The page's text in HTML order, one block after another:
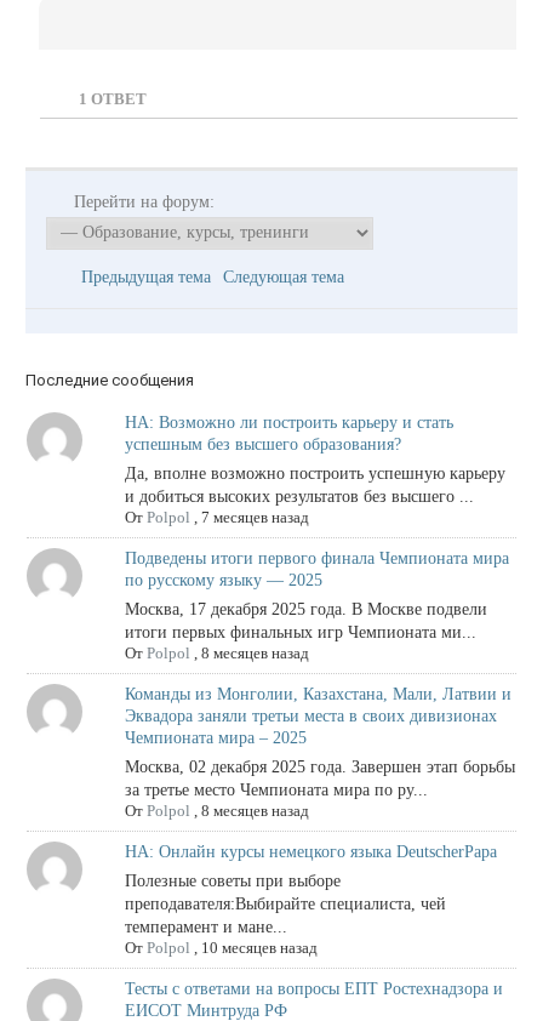
1 ОТВЕТ
Перейти на форум:
Предыдущая тема Следующая тема
Последние сообщения
НА: Возможно ли построить карьеру и стать
успешным без высшего образования?
Да, вполне возможно построить успешную карьеру
и добиться высоких результатов без высшего ...
От Polpol , 7 месяцев назад
Подведены итоги первого финала Чемпионата мира
по русскому языку — 2025
Москва, 17 декабря 2025 года. В Москве подвели
итоги первых финальных игр Чемпионата ми...
От Polpol , 8 месяцев назад
Команды из Монголии, Казахстана, Мали, Латвии и
Эквадора заняли третьи места в своих дивизионах
Чемпионата мира – 2025
Москва, 02 декабря 2025 года. Завершен этап борьбы
за третье место Чемпионата мира по ру...
От Polpol , 8 месяцев назад
НА: Онлайн курсы немецкого языка DeutscherPapa
Полезные советы при выборе
преподавателя:Выбирайте специалиста, чей
темперамент и мане...
От Polpol , 10 месяцев назад
Тесты с ответами на вопросы ЕПТ Ростехнадзора и
ЕИСОТ Минтруда РФ